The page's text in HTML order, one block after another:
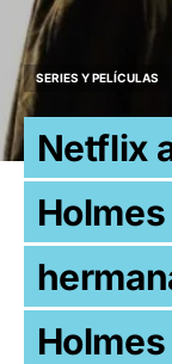
SERIES Y PELÍCULAS
Netflix
Holmes